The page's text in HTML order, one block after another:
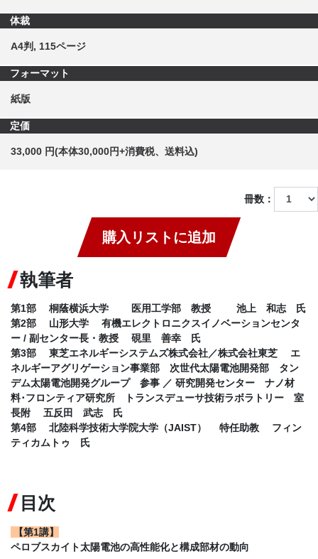
体裁
A4判, 115ページ
フォーマット
紙版
定価
33,000 円(本体30,000円+消費税、送料込)
冊数：
購入リストに追加
執筆者
第1部 桐蔭横浜大学 医用工学部 教授 池上 和志 氏
第2部 山形大学 有機エレクトロニクスイノベーションセンタ
ー / 副センター長・教授 硯里 善幸 氏
第3部 東芝エネルギーシステムズ株式会社／株式会社東芝 エ
ネルギーアグリゲーション事業部 次世代太陽電池開発部 タン
デム太陽電池開発グループ 参事 ／ 研究開発センター ナノ材
料･フロンティア研究所 トランスデューサ技術ラボラトリー 室
長附 五反田 武志 氏
第4部 北陸科学技術大学院大学（JAIST） 特任助教 フィン
ティカムトゥ 氏
目次
【第1講】
ペロブスカイト太陽電池の高性能化と構成部材の動向